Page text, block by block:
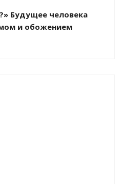
Будущее человека
и обожением